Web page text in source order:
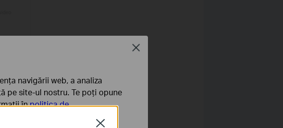
Close
navigării web, a analiza
pe site-ul nostru. Te poți opune
înpolitica de
Close